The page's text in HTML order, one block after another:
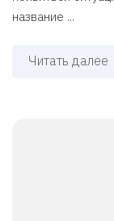
название ...
Читать далее